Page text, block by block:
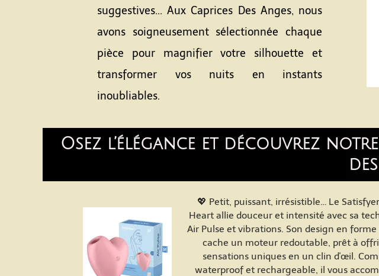
suggestives... Aux Caprices Des Anges, nous
avons soigneusement sélectionnée chaque
pièce pour magnifier votre silhouette et
transformer vos nuits en instants
inoubliables.
Osez l’élégance et découvrez
💖 Petit, puissant, irrésistible… Le
Heart allie douceur et intensité avec sa
Air Pulse et vibrations. Son design en
cache un moteur redoutable, prêt à
sensations uniques en un clin d'œil.
waterproof et rechargeable, il vous